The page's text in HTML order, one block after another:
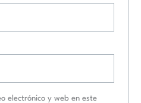
electrónico y web en este